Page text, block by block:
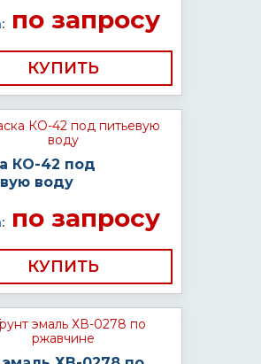
по запросу
КУПИТЬ
КО-42 под
воду
по запросу
КУПИТЬ